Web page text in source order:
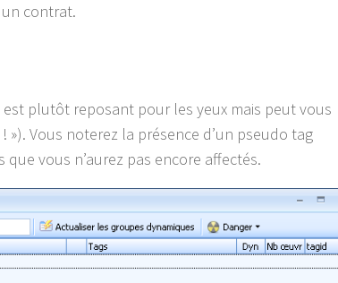
contrat.
plutôt reposant pour les yeux mais peut vous
»). Vous noterez la présence d’un pseudo tag
vous n’aurez pas encore affectés.